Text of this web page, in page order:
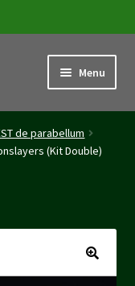
Menu
de parabellum
(Kit Double)